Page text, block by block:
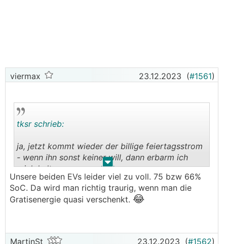
viermax 23.12.2023 (#1561)
. .
tksr schrieb:
ja, jetzt kommt wieder der billige feiertagsstrom
- wenn ihn sonst keiner will, dann erbarm ich
mich halt
Unsere beiden EVs leider viel zu voll. 75 bzw 66%
SoC. Da wird man richtig traurig, wenn man die
Gratisenergie quasi verschenkt. 😂
MartinSt 23.12.2023 (#1562)